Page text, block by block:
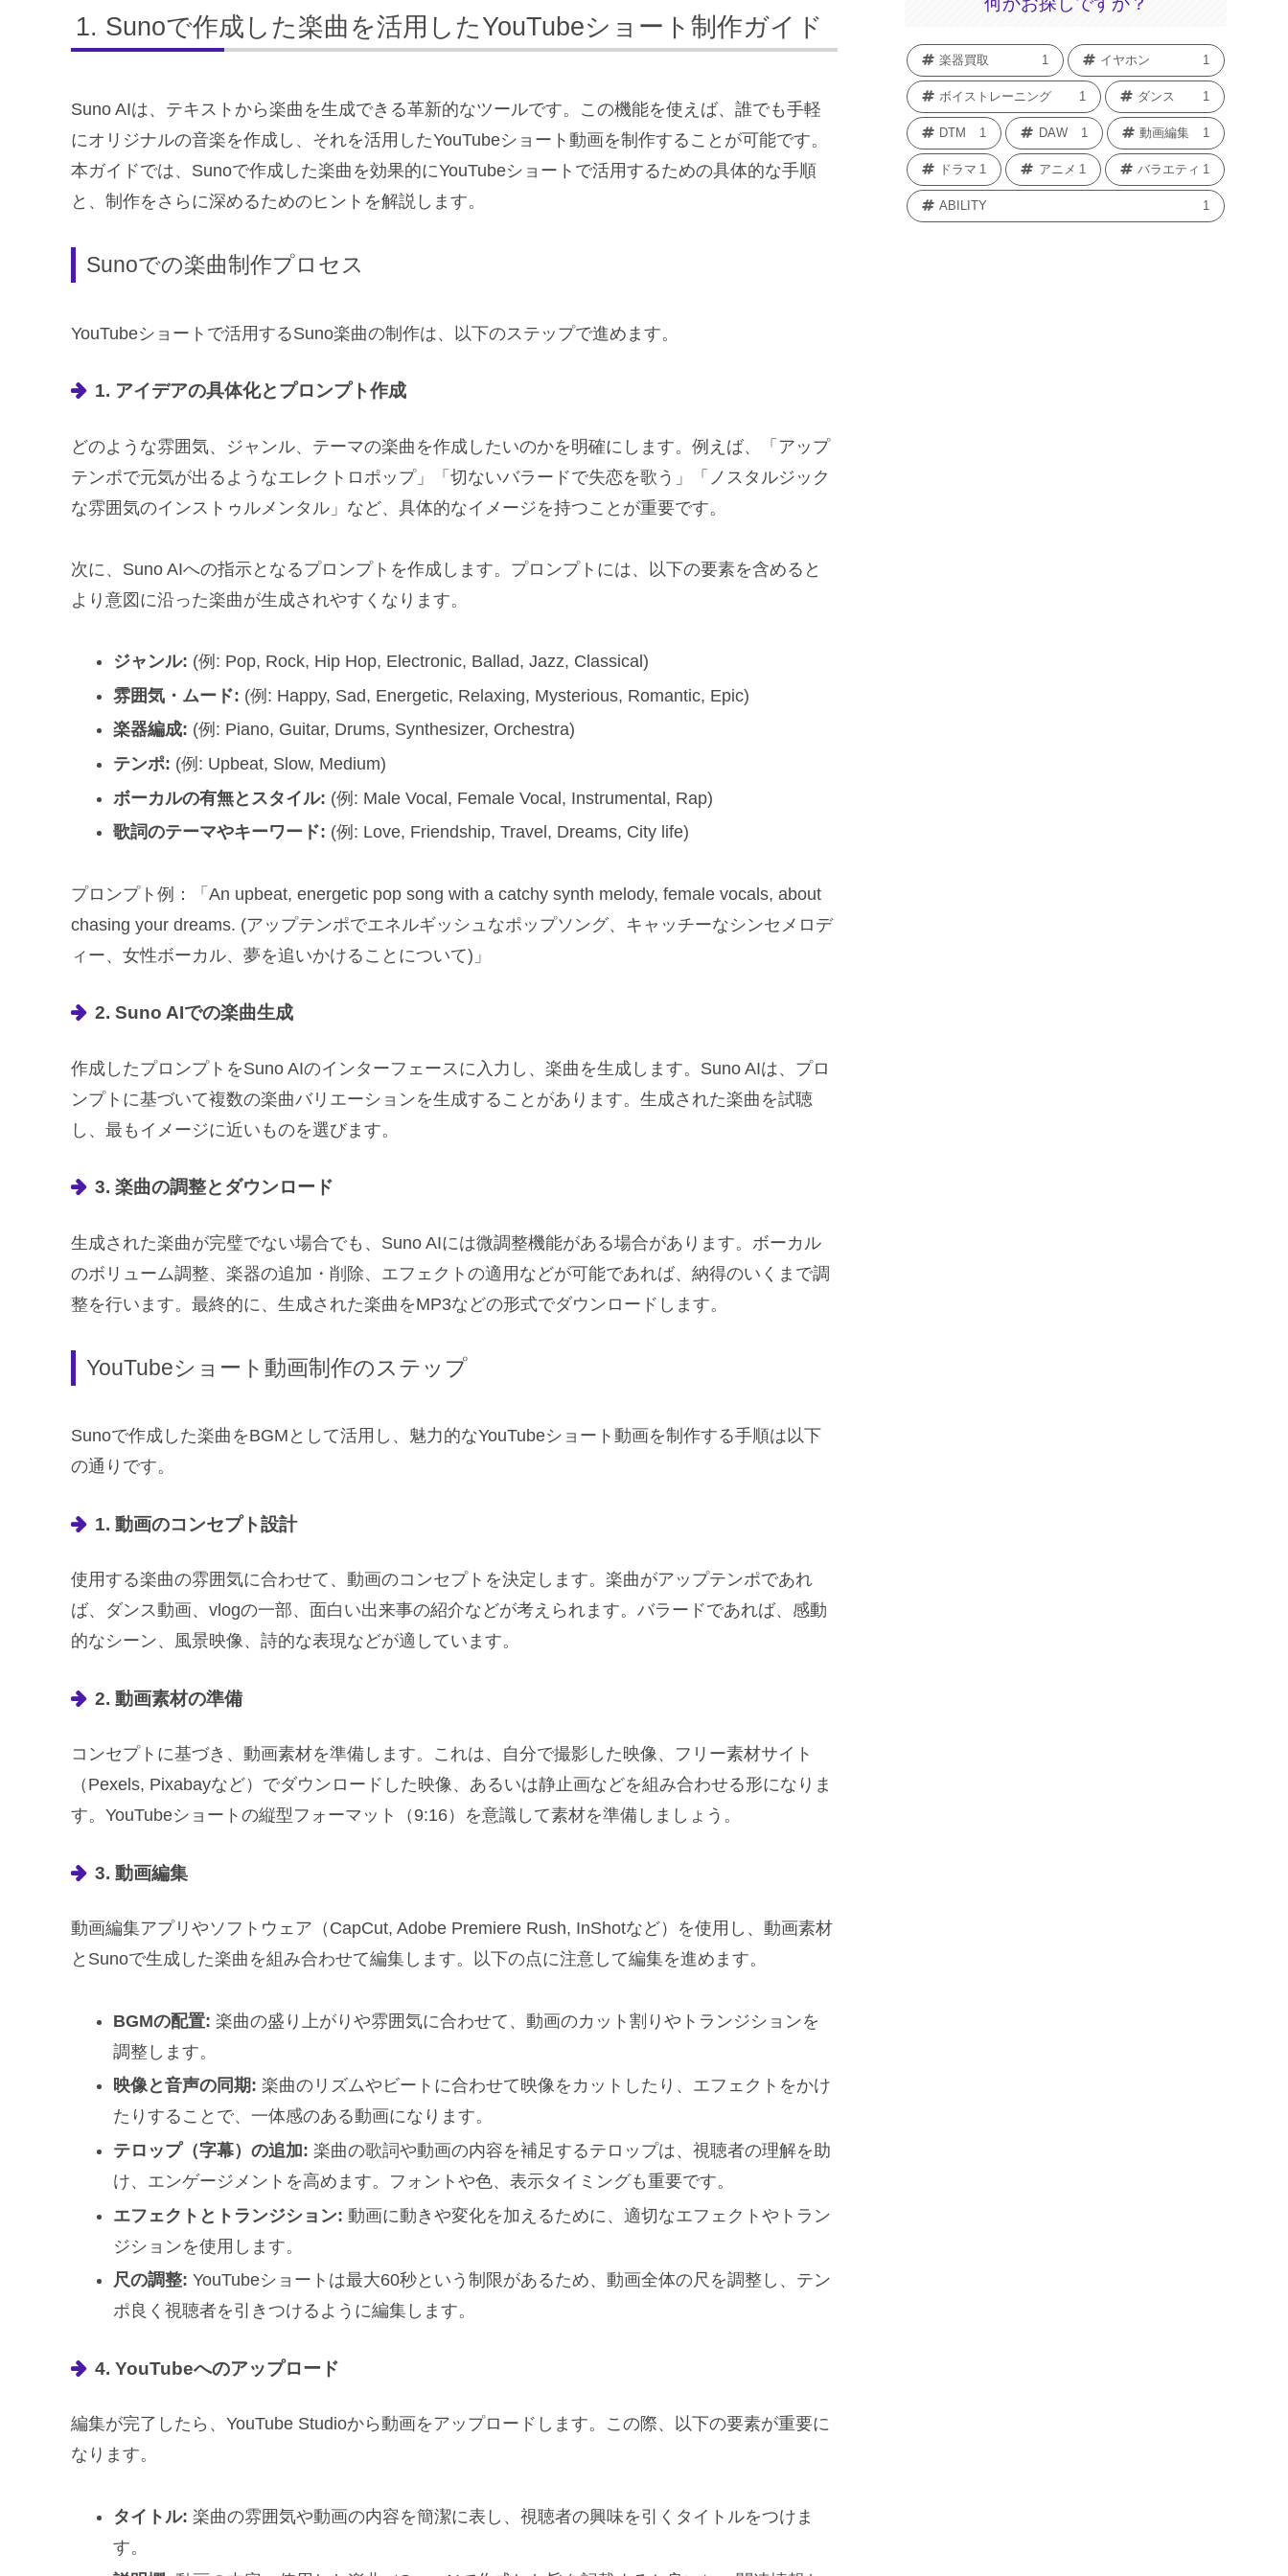
Sunoで作成した楽曲を活用したYouTubeショート制作ガイド
Suno AIは、テキストから楽曲を生成できる革新的なツールです。この機能を使えば、誰でも手軽
にオリジナルの音楽を作成し、それを活用したYouTubeショート動画を制作することが可能です。
本ガイドでは、Sunoで作成した楽曲を効果的にYouTubeショートで活用するための具体的な手順
と、制作をさらに深めるためのヒントを解説します。
Sunoでの楽曲制作プロセス
YouTubeショートで活用するSuno楽曲の制作は、以下のステップで進めます。
1. アイデアの具体化とプロンプト作成
どのような雰囲気、ジャンル、テーマの楽曲を作成したいのかを明確にします。例えば、「アップ
テンポで元気が出るようなエレクトロポップ」「切ないバラードで失恋を歌う」「ノスタルジック
な雰囲気のインストゥルメンタル」など、具体的なイメージを持つことが重要です。
次に、Suno AIへの指示となるプロンプトを作成します。プロンプトには、以下の要素を含めると
より意図に沿った楽曲が生成されやすくなります。
ジャンル: (例: Pop, Rock, Hip Hop, Electronic, Ballad, Jazz, Classical)
雰囲気・ムード: (例: Happy, Sad, Energetic, Relaxing, Mysterious, Romantic, Epic)
楽器編成: (例: Piano, Guitar, Drums, Synthesizer, Orchestra)
テンポ: (例: Upbeat, Slow, Medium)
ボーカルの有無とスタイル: (例: Male Vocal, Female Vocal, Instrumental, Rap)
歌詞のテーマやキーワード: (例: Love, Friendship, Travel, Dreams, City life)
プロンプト例：「An upbeat, energetic pop song with a catchy synth melody, female vocals, about
chasing your dreams. (アップテンポでエネルギッシュなポップソング、キャッチーなシンセメロデ
ィー、女性ボーカル、夢を追いかけることについて)」
2. Suno AIでの楽曲生成
作成したプロンプトをSuno AIのインターフェースに入力し、楽曲を生成します。Suno AIは、プロ
ンプトに基づいて複数の楽曲バリエーションを生成することがあります。生成された楽曲を試聴
し、最もイメージに近いものを選びます。
3. 楽曲の調整とダウンロード
生成された楽曲が完璧でない場合でも、Suno AIには微調整機能がある場合があります。ボーカル
のボリューム調整、楽器の追加・削除、エフェクトの適用などが可能であれば、納得のいくまで調
整を行います。最終的に、生成された楽曲をMP3などの形式でダウンロードします。
YouTubeショート動画制作のステップ
Sunoで作成した楽曲をBGMとして活用し、魅力的なYouTubeショート動画を制作する手順は以下
の通りです。
1. 動画のコンセプト設計
使用する楽曲の雰囲気に合わせて、動画のコンセプトを決定します。楽曲がアップテンポであれ
ば、ダンス動画、vlogの一部、面白い出来事の紹介などが考えられます。バラードであれば、感動
的なシーン、風景映像、詩的な表現などが適しています。
2. 動画素材の準備
コンセプトに基づき、動画素材を準備します。これは、自分で撮影した映像、フリー素材サイト
（Pexels, Pixabayなど）でダウンロードした映像、あるいは静止画などを組み合わせる形になりま
す。YouTubeショートの縦型フォーマット（9:16）を意識して素材を準備しましょう。
3. 動画編集
動画編集アプリやソフトウェア（CapCut, Adobe Premiere Rush, InShotなど）を使用し、動画素材
とSunoで生成した楽曲を組み合わせて編集します。以下の点に注意して編集を進めます。
BGMの配置: 楽曲の盛り上がりや雰囲気に合わせて、動画のカット割りやトランジションを
調整します。
映像と音声の同期: 楽曲のリズムやビートに合わせて映像をカットしたり、エフェクトをかけ
たりすることで、一体感のある動画になります。
テロップ（字幕）の追加: 楽曲の歌詞や動画の内容を補足するテロップは、視聴者の理解を助
け、エンゲージメントを高めます。フォントや色、表示タイミングも重要です。
エフェクトとトランジション: 動画に動きや変化を加えるために、適切なエフェクトやトラン
ジションを使用します。
尺の調整: YouTubeショートは最大60秒という制限があるため、動画全体の尺を調整し、テン
ポ良く視聴者を引きつけるように編集します。
4. YouTubeへのアップロード
編集が完了したら、YouTube Studioから動画をアップロードします。この際、以下の要素が重要に
なります。
タイトル: 楽曲の雰囲気や動画の内容を簡潔に表し、視聴者の興味を引くタイトルをつけま
す。
楽器買取 1 イヤホン 1
ボイストレーニング 1 ダンス 1
DTM 1 DAW 1 動画編集 1
ドラマ 1 アニメ 1 バラエティ 1
ABILITY 1